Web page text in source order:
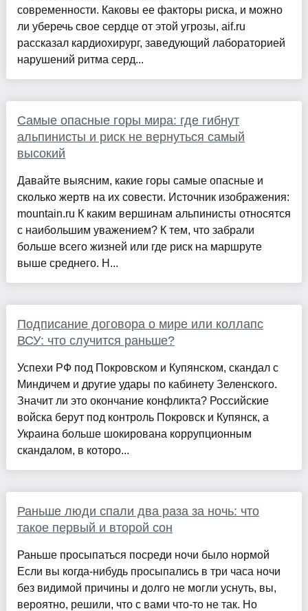
современности. Каковы ее факторы риска, и можно
ли уберечь свое сердце от этой угрозы, aif.ru
рассказал кардиохирург, заведующий лабораторией
нарушений ритма серд...
Самые опасные горы мира: где гибнут
альпинисты и риск не вернуться самый
высокий
Давайте выясним, какие горы самые опасные и
сколько жертв на их совести. Источник изображения:
mountain.ru К каким вершинам альпинисты относятся
с наибольшим уважением? К тем, что забрали
больше всего жизней или где риск на маршруте
выше среднего. Н...
Подписание договора о мире или коллапс
ВСУ: что случится раньше?
Успехи РФ под Покровском и Купянском, скандал с
Миндичем и другие удары по кабинету Зеленского.
Значит ли это окончание конфликта? Российские
войска берут под контроль Покровск и Купянск, а
Украина больше шокирована коррупционным
скандалом, в которо...
Раньше люди спали два раза за ночь: что
такое первый и второй сон
Раньше просыпаться посреди ночи было нормой
Если вы когда-нибудь просыпались в три часа ночи
без видимой причины и долго не могли уснуть, вы,
вероятно, решили, что с вами что-то не так. Но